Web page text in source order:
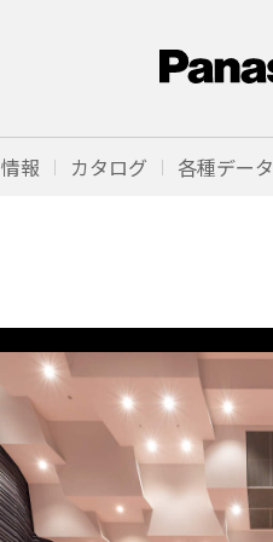
報 カタログ 各種データ